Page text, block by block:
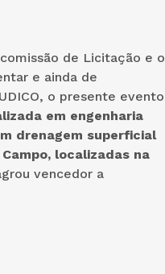
de Licitação e o
e ainda de
o presente evento
em engenharia
drenagem superficial
localizadas na
vencedor a
000130